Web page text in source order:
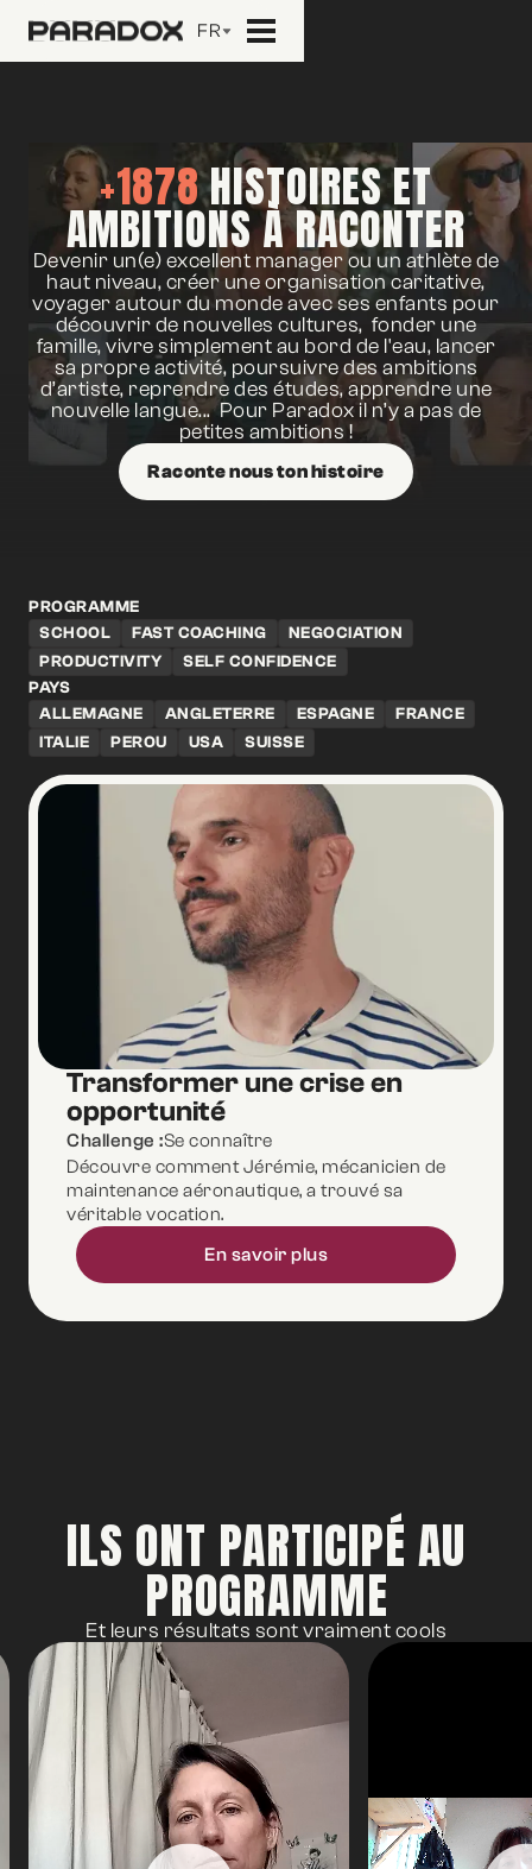
FR
+1878HISTOIRES ET
AMBITIONS À RACONTER
Devenir un(e) excellent manager ou un athlète de
haut niveau, créer une organisation caritative,
voyager autour du monde avec ses enfants pour
découvrir de nouvelles cultures, fonder une
famille, vivre simplement au bord de l'eau, lancer
sa propre activité, poursuivre des ambitions
d’artiste, reprendre des études, apprendre une
nouvelle langue... Pour Paradox il n’y a pas de
petites ambitions !
Raconte nous ton histoire
PROGRAMME
SCHOOL
FAST COACHING
NEGOCIATION
PRODUCTIVITY
SELF CONFIDENCE
PAYS
ALLEMAGNE
ANGLETERRE ESPAGNE
FRANCE
ITALIE
PEROU USA SUISSE
SCHOOL ESPAGNE
Transformer une crise en
opportunité
Challenge :Se connaître
Découvre comment Jérémie, mécanicien de
maintenance aéronautique, a trouvé sa
véritable vocation.
En savoir plus
ILS ONT PARTICIPÉ AU
PROGRAMME
Et leurs résultats sont vraiment cools